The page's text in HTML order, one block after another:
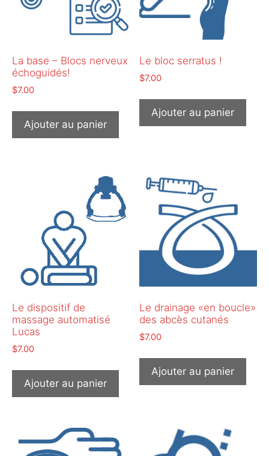
La base – Blocs nerveux
échoguidés!
$7.00
Ajouter au panier
Le bloc serratus !
$7.00
Ajouter au panier
Le dispositif de
massage automatisé
Lucas
$7.00
Ajouter au panier
Le drainage «en boucle»
des abcès cutanés
$7.00
Ajouter au panier